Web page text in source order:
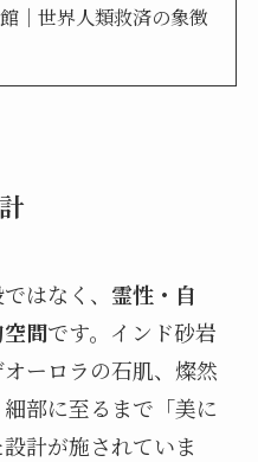
｜世界人類救済の象徴
はなく、 霊性・自
間です。インド砂岩
ーロラの石肌、燦然
部に至るまで「美に
計が施されていま